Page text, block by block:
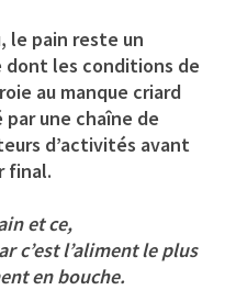
, le pain reste un
les conditions de
au manque criard
une chaîne de
d’activités avant
final.
et ce,
c’est l’aliment le plus
en bouche.